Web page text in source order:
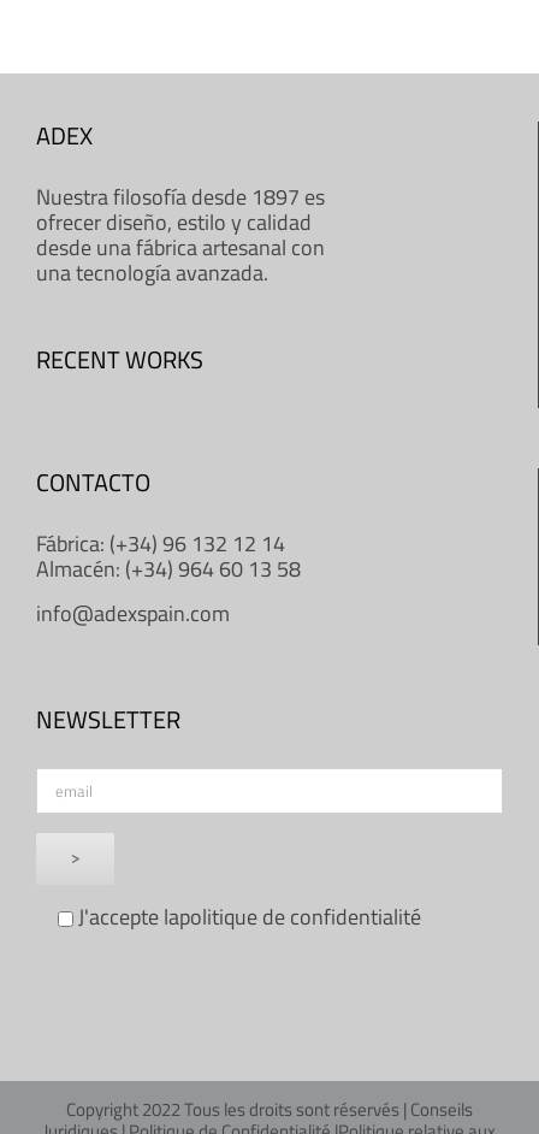
ADEX
Nuestra filosofía desde 1897 es
ofrecer diseño, estilo y calidad
desde una fábrica artesanal con
una tecnología avanzada.
RECENT WORKS
CONTACTO
Fábrica: (+34) 96 132 12 14
Almacén: (+34) 964 60 13 58
info@adexspain.com
NEWSLETTER
J'accepte lapolitique de confidentialité
Copyright 2022 Tous les droits sont réservés |Conseils